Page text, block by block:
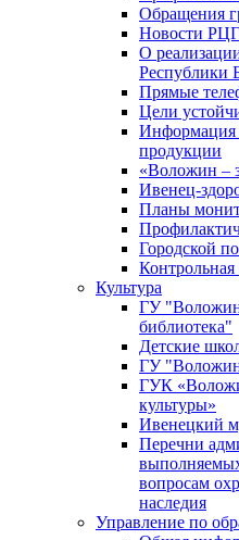
Обращения
Новости
О
Республики
Прямые
Цели
Информация
продукции
«Воложин –
Ивенец-
Планы
Городской
Контрольная
Культура
ГУ
библиотека"
Детские
ГУ
ГУК
культуры»
Ивенецкий
Перечни
вопросам
наследия
Управление по